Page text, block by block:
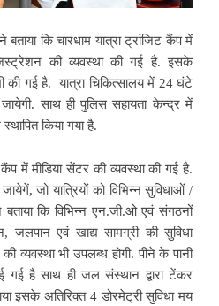
कि चारधाम यात्रा ट्रांजिट कैंप में
की व्यवस्था की गई है. इसके
की गई है. यात्रा चिकित्सालय में 24 घंटे
जायेगी. साथ ही पुलिस सहायता केन्द्र में
किया गया है.
कैंप में मीडिया सेंटर की व्यवस्था की गई है.
जो यात्रियों को विभिन्न सुविधाओं /
बताया कि विभिन्न एन.जी.ओ एवं संगठनों
जलपान एवं खाद्य सामग्री की सुविधा
व्यवस्था भी उपलब्ध होगी. पीने के पानी
गई है साथ ही जल संस्थान द्वारा टेंकर
इसके अतिरिक्त 4 डोरमेट्री सुविधा मय